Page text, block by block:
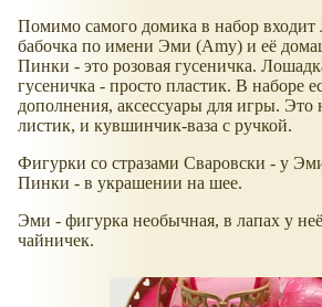
Помимо самого домика в набор
бабочка по имени Эми (Amy) и её
Пинки - это розовая гусеничка.
гусеничка - просто пластик. В наборе
дополнения, аксессуары для игры. Это
листик, и кувшинчик-ваза с ручкой.
Фигурки со стразами Сваровски - у
Пинки - в украшении на шее.
Эми - фигурка необычная, в лапах у
чайничек.